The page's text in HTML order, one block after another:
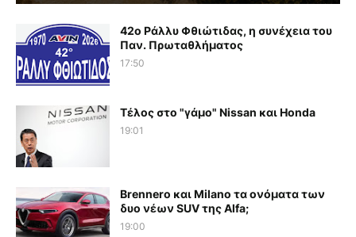
42ο Ράλλυ Φθιώτιδας, η συνέχεια του
Παν. Πρωταθλήματος
17:50
Τέλος στο "γάμο" Nissan και Honda
19:01
Brennero και Milano τα ονόματα των
δυο νέων SUV της Alfa;
19:00